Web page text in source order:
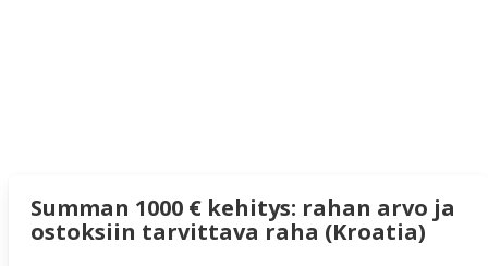
Summan 1000 € kehitys: rahan arvo ja
ostoksiin tarvittava raha (Kroatia)